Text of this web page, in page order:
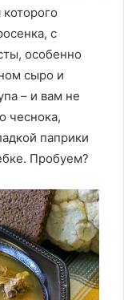
с
особенно
сыро и
– и вам не
чеснока,
паприки
Пробуем?